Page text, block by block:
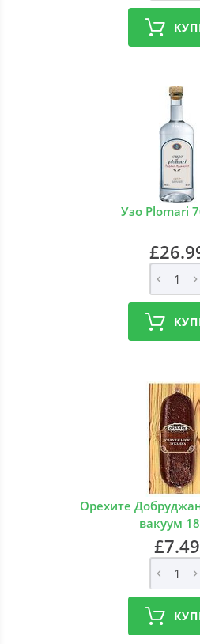
Узо Plomari
Орехите
вакуум
£7.49